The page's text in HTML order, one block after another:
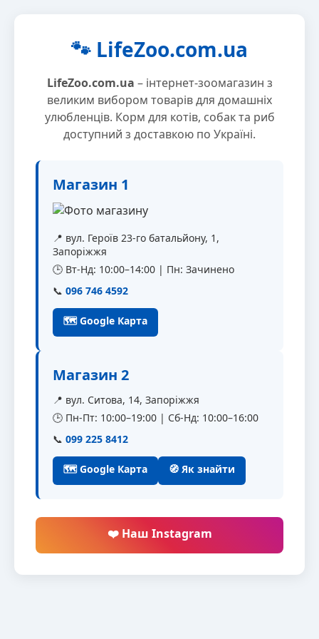
🐾 LifeZoo.com.ua
LifeZoo.com.ua – інтернет-зоомагазин з
великим вибором товарів для домашніх
улюбленців. Корм для котів, собак та риб
доступний з доставкою по Україні.
Магазин 1
📍 вул. Героїв 23-го батальйону, 1,
Запоріжжя
🕒 Вт-Нд: 10:00–14:00 | Пн: Зачинено
📞 096 746 4592
🗺 Google Карта
Магазин 2
📍 вул. Ситова, 14, Запоріжжя
🕒 Пн-Пт: 10:00–19:00 | Сб-Нд: 10:00–16:00
📞 099 225 8412
🗺 Google Карта 🧭 Як знайти
❤️ Наш Instagram